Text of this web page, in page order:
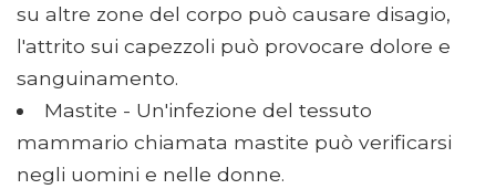
su altre zone del corpo può causare disagio,
l'attrito sui capezzoli può provocare dolore e
sanguinamento.
Mastite - Un'infezione del tessuto
mammario chiamata mastite può verificarsi
negli uomini e nelle donne.